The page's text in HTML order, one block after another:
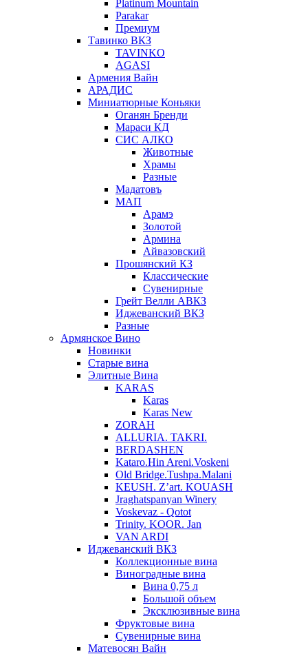
Platinum Mountain
Parakar
Премиум
Тавинко ВКЗ
TAVINKO
AGASI
Армения Вайн
АРАДИС
Миниатюрные Коньяки
Оганян Бренди
Мараси КД
СИС АЛКО
Животные
Храмы
Разные
Мадатовъ
МАП
Арамэ
Золотой
Армина
Айвазовский
Прошянский КЗ
Классические
Сувенирные
Грейт Велли АВКЗ
Иджеванский ВКЗ
Разные
Армянское Вино
Новинки
Старые вина
Элитные Вина
KARAS
Karas
Karas New
ZORAH
ALLURIA. TAKRI.
BERDASHEN
Kataro.Hin Areni.Voskeni
Old Bridge.Tushpa.Malani
KEUSH. Z’art. KOUASH
Jraghatspanyan Winery
Voskevaz - Qotot
Trinity. KOOR. Jan
VAN ARDI
Иджеванский ВКЗ
Коллекционные вина
Виноградные вина
Вина 0,75 л
Большой объем
Эксклюзивные вина
Фруктовые вина
Cувенирные вина
Матевосян Вайн